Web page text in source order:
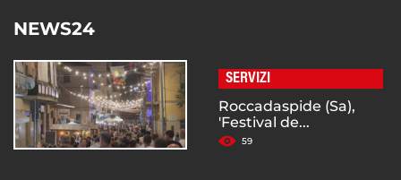
NEWS24
SERVIZI
Roccadaspide (Sa),
'Festival de...
59